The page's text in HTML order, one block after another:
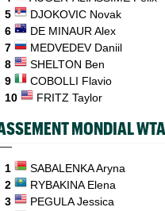
Après son titre, Pierre Delage
Allemagne
US Open
Elsa Jacquemot n’aura
qualifications
Combien gagnent les joueurs au
Montréal ?
ATP - Blessure
Holger Rune espéré à Cincinnati,
doute...
5
DJOKOVIC Novak
6
DE MINAUR Alex
7
MEDVEDEV Daniil
8
SHELTON Ben
9
COBOLLI Flavio
10
FRITZ Taylor
MONDIAL WTA
1 SABALENKA Aryna
2
RYBAKINA Elena
3
PEGULA Jessica